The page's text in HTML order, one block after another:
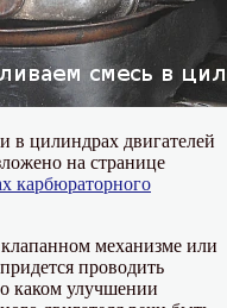
в цилиндрах двигателей
на странице
карбюраторного
механизме или
проводить
каком улучшении